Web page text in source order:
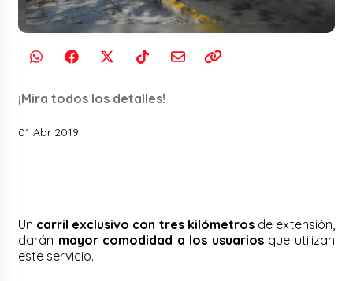
¡Mira todos los detalles!
01 Abr 2019
Un carril exclusivo con tres kilómetrosde extensión,
darán mayor comodidad a los usuariosque utilizan
este servicio.